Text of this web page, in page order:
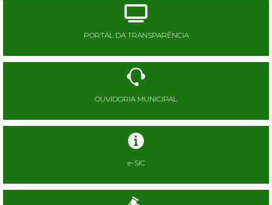
PORTAL DA TRANSPARÊNCIA
OUVIDORIA MUNICIPAL
e-SIC